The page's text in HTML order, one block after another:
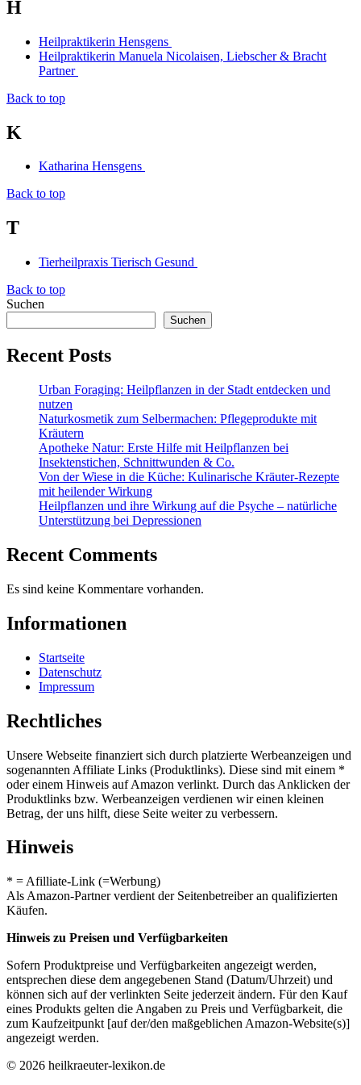
H
Heilpraktikerin Hensgens
Heilpraktikerin Manuela Nicolaisen, Liebscher & Bracht
Partner
Back to top
K
Katharina Hensgens
Back to top
T
Tierheilpraxis Tierisch Gesund
Back to top
Suchen
Suchen
Recent Posts
Urban Foraging: Heilpflanzen in der Stadt entdecken und
nutzen
Naturkosmetik zum Selbermachen: Pflegeprodukte mit
Kräutern
Apotheke Natur: Erste Hilfe mit Heilpflanzen bei
Insektenstichen, Schnittwunden & Co.
Von der Wiese in die Küche: Kulinarische Kräuter-Rezepte
mit heilender Wirkung
Heilpflanzen und ihre Wirkung auf die Psyche – natürliche
Unterstützung bei Depressionen
Recent Comments
Es sind keine Kommentare vorhanden.
Informationen
Startseite
Datenschutz
Impressum
Rechtliches
Unsere Webseite finanziert sich durch platzierte Werbeanzeigen und
sogenannten Affiliate Links (Produktlinks). Diese sind mit einem *
oder einem Hinweis auf Amazon verlinkt. Durch das Anklicken der
Produktlinks bzw. Werbeanzeigen verdienen wir einen kleinen
Betrag, der uns hilft, diese Seite weiter zu verbessern.
Hinweis
* = Afilliate-Link (=Werbung)
Als Amazon-Partner verdient der Seitenbetreiber an qualifizierten
Käufen.
Hinweis zu Preisen und Verfügbarkeiten
Sofern Produktpreise und Verfügbarkeiten angezeigt werden,
entsprechen diese dem angegebenen Stand (Datum/Uhrzeit) und
können sich auf der verlinkten Seite jederzeit ändern. Für den Kauf
eines Produkts gelten die Angaben zu Preis und Verfügbarkeit, die
zum Kaufzeitpunkt [auf der/den maßgeblichen Amazon-Website(s)]
angezeigt werden.
© 2026 heilkraeuter-lexikon.de